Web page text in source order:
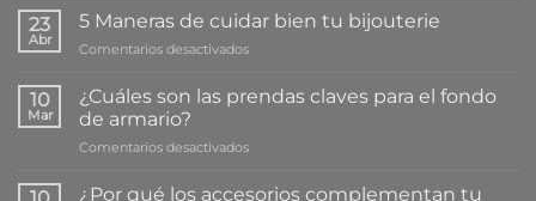
Beneficios
escuchar
le
tu
23
Abr
5 Maneras de cuidar bien tu bijouterie
Comentarios desactivadosen
Maneras
bien
bijouterie
10
Mar
¿Cuáles son las prendas claves para el fondo
de armario?
Comentarios desactivadosen
son
¿Por qué los accesorios complementan tu